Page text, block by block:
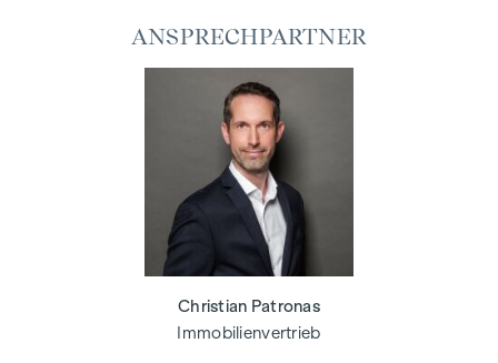
ANSPRECHPARTNER
Christian Patronas
Immobilienvertrieb